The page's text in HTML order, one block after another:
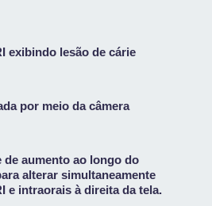
exibindo lesão de cárie
por meio da câmera
de aumento ao longo do
alterar simultaneamente
e intraorais à direita da tela.